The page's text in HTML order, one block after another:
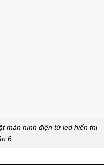
màn hình điện tử led hiển thị
6